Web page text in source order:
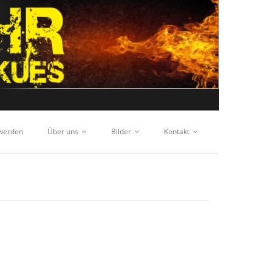
Über uns Bilder Kontakt